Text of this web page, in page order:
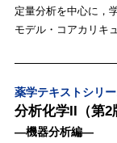
定量分析を中心に，
モデル・コアカリキ
薬学テキストシリ
分析化学II（第2
―機器分析編―